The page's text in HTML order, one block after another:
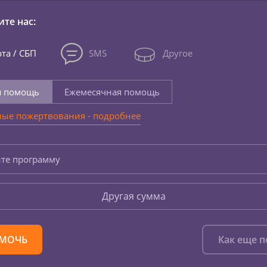
нас:
/ СБП SMS Другое
помощь
Ежемесячная помощь
пожертвования - подробнее
программу
Другая сумма
Как еще